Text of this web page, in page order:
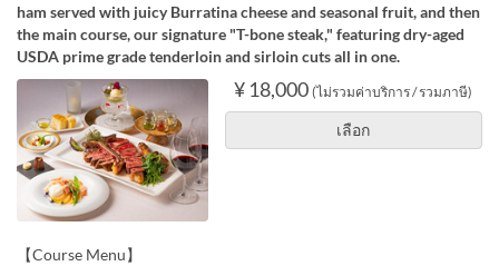
ham served with juicy Burratina cheese and seasonal fruit, and then
the main course, our signature "T-bone steak," featuring dry-aged
USDA prime grade tenderloin and sirloin cuts all in one.
¥ 18,000 (ไม่รวมค่าบริการ / รวมภาษี)
เลือก
【Course Menu】